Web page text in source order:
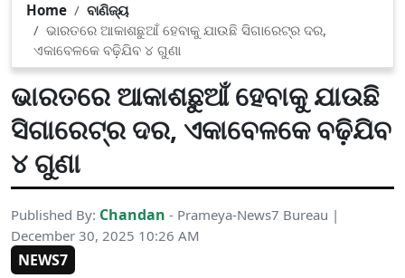
Home
ବାଣିଜ୍ୟ
ଭାରତରେ ଆକାଶଛୁଆଁ ହେବାକୁ ଯାଉଛି ସିଗାରେଟ୍‌ର ଦର,
ଏକାବେଳକେ ବଢ଼ିଯିବ ୪ ଗୁଣା
ଭାରତରେ ଆକାଶଛୁଆଁ ହେବାକୁ ଯାଉଛି
ସିଗାରେଟ୍‌ର ଦର, ଏକାବେଳକେ ବଢ଼ିଯିବ
୪ ଗୁଣା
Published By: Chandan - Prameya-News7 Bureau |
December 30, 2025 10:26 AM
NEWS7